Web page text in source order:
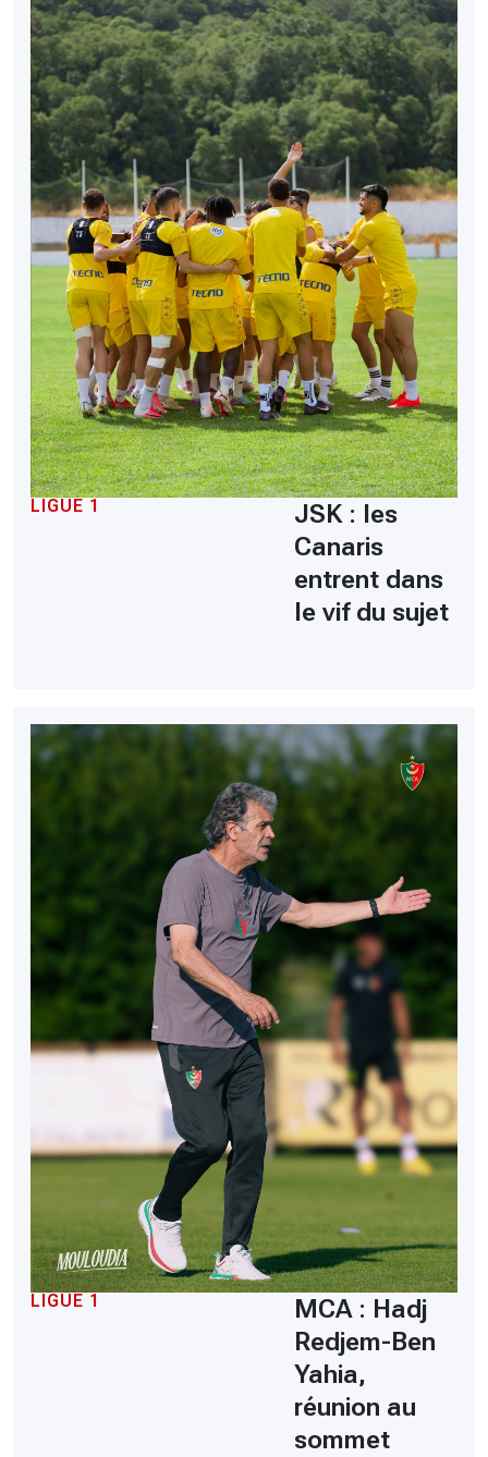
LIGUE 1
JSK : les
Canaris
entrent dans
le vif du sujet
LIGUE 1
MCA : Hadj
Redjem-Ben
Yahia,
réunion au
sommet